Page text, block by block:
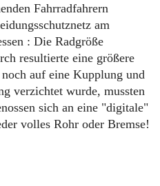
Fahrradfahrern
am
: Die Radgröße
resultierte eine größere
auf eine Kupplung und
verzichtet wurde, mussten
sich an eine "digitale"
volles Rohr oder Bremse!